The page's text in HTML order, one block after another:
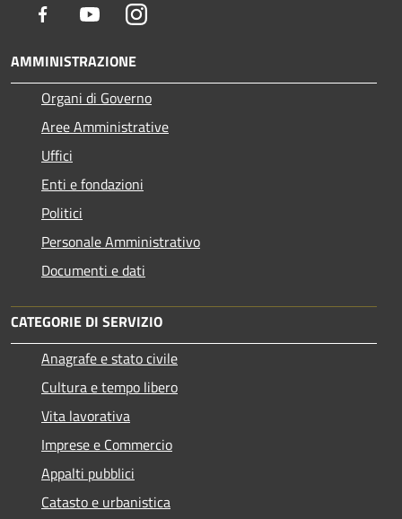
Facebook YoutubeInstagram
AMMINISTRAZIONE
Organi di Governo
Aree Amministrative
Uffici
Enti e fondazioni
Politici
Personale Amministrativo
Documenti e dati
CATEGORIE DI SERVIZIO
Anagrafe e stato civile
Cultura e tempo libero
Vita lavorativa
Imprese e Commercio
Appalti pubblici
Catasto e urbanistica